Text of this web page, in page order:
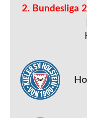
2. Bundesliga